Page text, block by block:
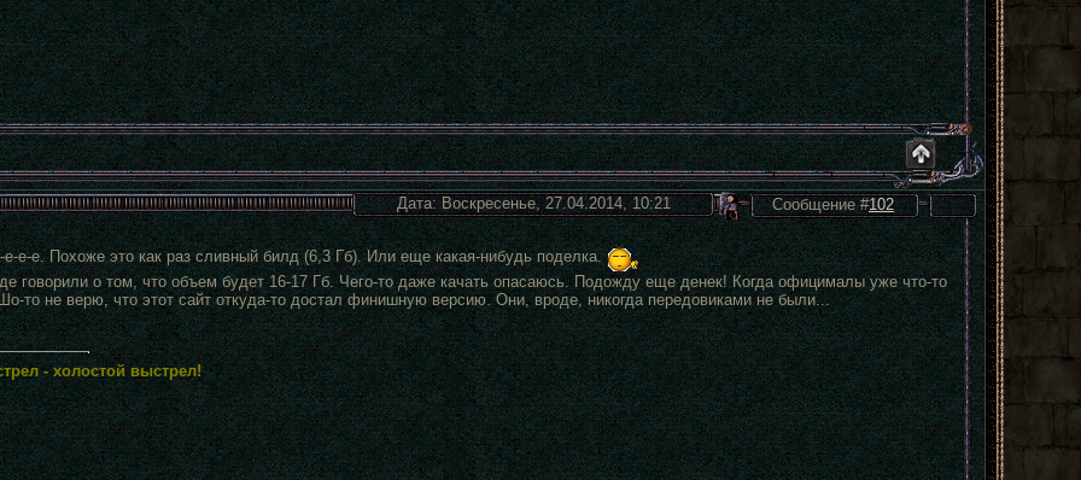
Дата: Воскресенье, 27.04.2014, 10:21 Сообщение #102
е-е. Похоже это как раз сливный билд (6,3 Гб). Или еще какая-нибудь поделка.
говорили о том, что объем будет 16-17 Гб. Чего-то даже качать опасаюсь. Подожду еще денек! Когда офицималы уже что-то
то не верю, что этот сайт откуда-то достал финишную версию. Они, вроде, никогда передовиками не были...
- холостой выстрел!